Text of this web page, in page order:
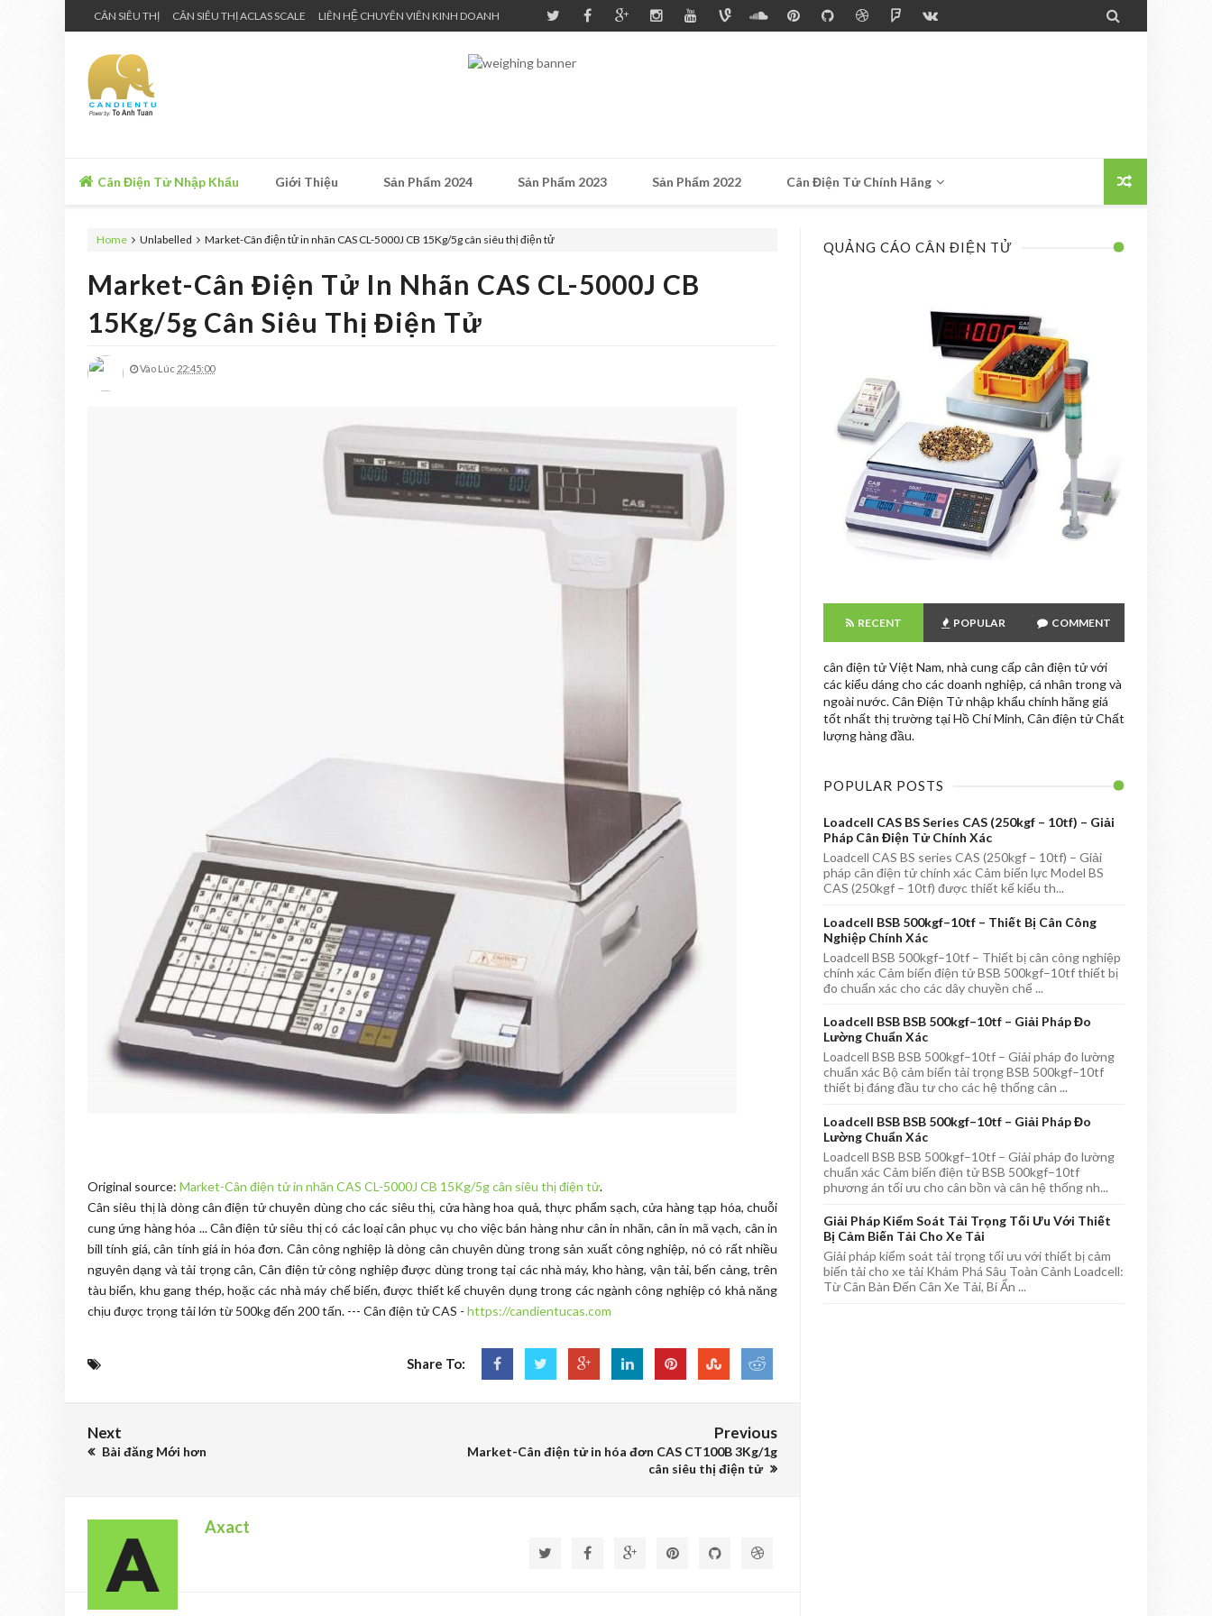
CÂN SIÊU THỊ CÂN SIÊU THỊ ACLAS SCALE LIÊN HỆ CHUYÊN VIÊN KINH DOANH 
Cân Điện Tử Nhập Khẩu Giới Thiệu Sản Phẩm 2024 Sản Phẩm 2023 Sản Phẩm 2022 Cân Điện Tử Chính Hãng
Home Unlabelled Market-Cân điện tử in nhãn CAS CL-5000J CB 15Kg/5g cân siêu thị điện tử
Market-Cân Điện Tử In Nhãn CAS CL-5000J CB
15Kg/5g Cân Siêu Thị Điện Tử
Vào Lúc 22:45:00
Original source: Market-Cân điện tử in nhãn CAS CL-5000J CB 15Kg/5g cân siêu thị điện tử.
Cân siêu thị là dòng cân điện tử chuyên dùng cho các siêu thị, cửa hàng hoa quả, thực phẩm sạch, cửa hàng tạp hóa, chuỗi
cung ứng hàng hóa ... Cân điện tử siêu thị có các loại cân phục vụ cho việc bán hàng như cân in nhãn, cân in mã vạch, cân in
bill tính giá, cân tính giá in hóa đơn. Cân công nghiệp là dòng cân chuyên dùng trong sản xuất công nghiệp, nó có rất nhiều
nguyên dạng và tải trọng cân, Cân điện tử công nghiệp được dùng trong tại các nhà máy, kho hàng, vận tải, bến cảng, trên
tàu biển, khu gang thép, hoặc các nhà máy chế biến, được thiết kế chuyên dụng trong các ngành công nghiệp có khả năng
chịu được trọng tải lớn từ 500kg đến 200 tấn. --- Cân điện tử CAS - https://candientucas.com
Share To:
Next
Bài đăng Mới hơn
Previous
Market-Cân điện tử in hóa đơn CAS CT100B 3Kg/1g
cân siêu thị điện tử
Axact
QUẢNG CÁO CÂN ĐIỆN TỬ
RECENT POPULAR COMMENT
cân điện tử Việt Nam, nhà cung cấp cân điện tử với
các kiểu dáng cho các doanh nghiệp, cá nhân trong và
ngoài nước. Cân Điện Tử nhập khẩu chính hãng giá
tốt nhất thị trường tại Hồ Chí Minh, Cân điện tử Chất
lượng hàng đầu.
POPULAR POSTS
Loadcell CAS BS Series CAS (250kgf – 10tf) – Giải
Pháp Cân Điện Tử Chính Xác
Loadcell CAS BS series CAS (250kgf – 10tf) – Giải
pháp cân điện tử chính xác Cảm biến lực Model BS
CAS (250kgf – 10tf) được thiết kế kiểu th...
Loadcell BSB 500kgf–10tf – Thiết Bị Cân Công
Nghiệp Chính Xác
Loadcell BSB 500kgf–10tf – Thiết bị cân công nghiệp
chính xác Cảm biến điện tử BSB 500kgf–10tf thiết bị
đo chuẩn xác cho các dây chuyền chế ...
Loadcell BSB BSB 500kgf–10tf – Giải Pháp Đo
Lường Chuẩn Xác
Loadcell BSB BSB 500kgf–10tf – Giải pháp đo lường
chuẩn xác Bộ cảm biến tải trọng BSB 500kgf–10tf
thiết bị đáng đầu tư cho các hệ thống cân ...
Loadcell BSB BSB 500kgf–10tf – Giải Pháp Đo
Lường Chuẩn Xác
Loadcell BSB BSB 500kgf–10tf – Giải pháp đo lường
chuẩn xác Cảm biến điện tử BSB 500kgf–10tf
phương án tối ưu cho cân bồn và cân hệ thống nh...
Giải Pháp Kiểm Soát Tải Trọng Tối Ưu Với Thiết
Bị Cảm Biến Tải Cho Xe Tải
Giải pháp kiểm soát tải trọng tối ưu với thiết bị cảm
biến tải cho xe tải Khám Phá Sâu Toàn Cảnh Loadcell:
Từ Cân Bàn Đến Cân Xe Tải, Bí Ẩn ...